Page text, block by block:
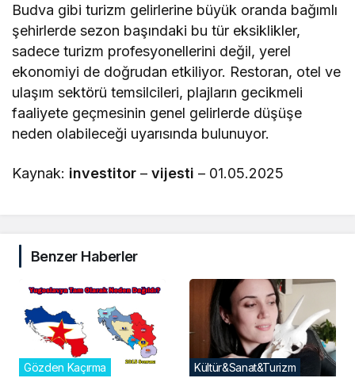
Budva gibi turizm gelirlerine büyük oranda bağımlı
şehirlerde sezon başındaki bu tür eksiklikler,
sadece turizm profesyonellerini değil, yerel
ekonomiyi de doğrudan etkiliyor. Restoran, otel ve
ulaşım sektörü temsilcileri, plajların gecikmeli
faaliyete geçmesinin genel gelirlerde düşüşe
neden olabileceği uyarısında bulunuyor.
Kaynak: investitor –vijesti – 01.05.2025
Benzer Haberler
Gözden Kaçırma Kültür&Sanat&Turizm